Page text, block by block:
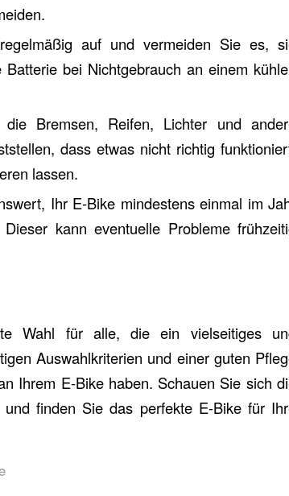
auf und vermeiden Sie es,
bei Nichtgebrauch an einem
Bremsen, Reifen, Lichter und
dass etwas nicht richtig
lassen.
Ihr E-Bike mindestens einmal im
kann eventuelle Probleme
Wahl für alle, die ein vielseitiges
Auswahlkriterien und einer guten
Ihrem E-Bike haben. Schauen Sie sich
finden Sie das perfekte E-Bike für